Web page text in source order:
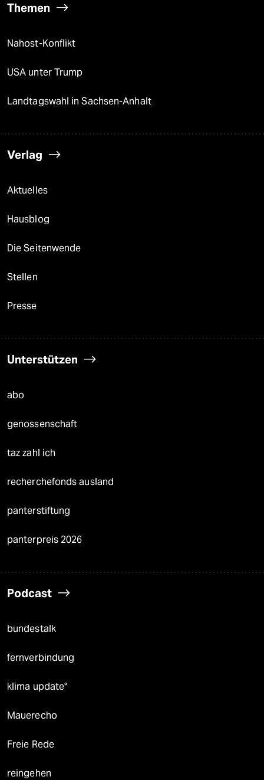
Themen
Nahost-Konflikt
USA unter Trump
Landtagswahl in Sachsen-Anhalt
Verlag
Aktuelles
Hausblog
Die Seitenwende
Stellen
Presse
Unterstützen
abo
genossenschaft
taz zahl ich
recherchefonds ausland
panterstiftung
panterpreis 2026
Podcast
bundestalk
fernverbindung
klima update°
Mauerecho
Freie Rede
reingehen